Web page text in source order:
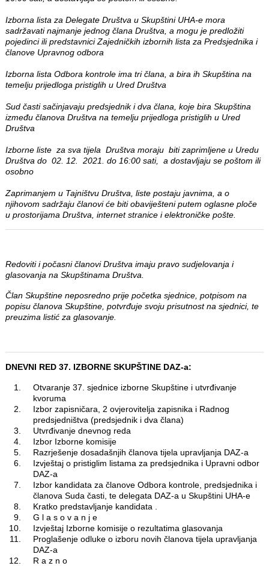
Izborna lista za Delegate Društva u Skupštini UHA-e mora
sadržavati najmanje jednog člana Društva, a mogu je predložiti
pojedinci ili predstavnici Zajedničkih izbornih lista za Predsjednika i
članove Upravnog odbora
Izborna lista Odbora kontrole ima tri člana, a bira ih Skupština na
temelju prijedloga pristiglih u Ured Društva
Sud časti sačinjavaju predsjednik i dva člana, koje bira Skupština
između članova Društva na temelju prijedloga pristiglih u Ured
Društva
Izborne liste za sva tijela Društva moraju biti zaprimljene u Uredu
Društva do 02. 12. 2021. do 16:00 sati, a dostavljaju se poštom ili
osobno
Zaprimanjem u Tajništvu Društva, liste postaju javnima, a o
njihovom sadržaju članovi će biti obaviješteni putem oglasne ploče
u prostorijama Društva, internet stranice i elektroničke pošte.
Redoviti i počasni članovi Društva imaju pravo sudjelovanja i
glasovanja na Skupštinama Društva.
Član Skupštine neposredno prije početka sjednice, potpisom na
popisu članova Skupštine, potvrđuje svoju prisutnost na sjednici, te
preuzima listić za glasovanje.
DNEVNI RED 37. IZBORNE SKUPŠTINE DAZ-a:
Otvaranje 37. sjednice izborne Skupštine i utvrđivanje
kvoruma
Izbor zapisničara, 2 ovjerovitelja zapisnika i Radnog
predsjedništva (predsjednik i dva člana)
Utvrđivanje dnevnog reda
Izbor Izborne komisije
Razrješenje dosadašnjih članova tijela upravljanja DAZ-a
Izvještaj o pristiglim listama za predsjednika i Upravni odbor
DAZ-a
Izbor kandidata za članove Odbora kontrole, predsjednika i
članova Suda časti, te delegata DAZ-a u Skupštini UHA-e
Kratko predstavljanje kandidata .
G l a s o v a n j e
Izvještaj Izborne komisije o rezultatima glasovanja
Proglašenje odluke o izboru novih članova tijela upravljanja
DAZ-a
R a z n o